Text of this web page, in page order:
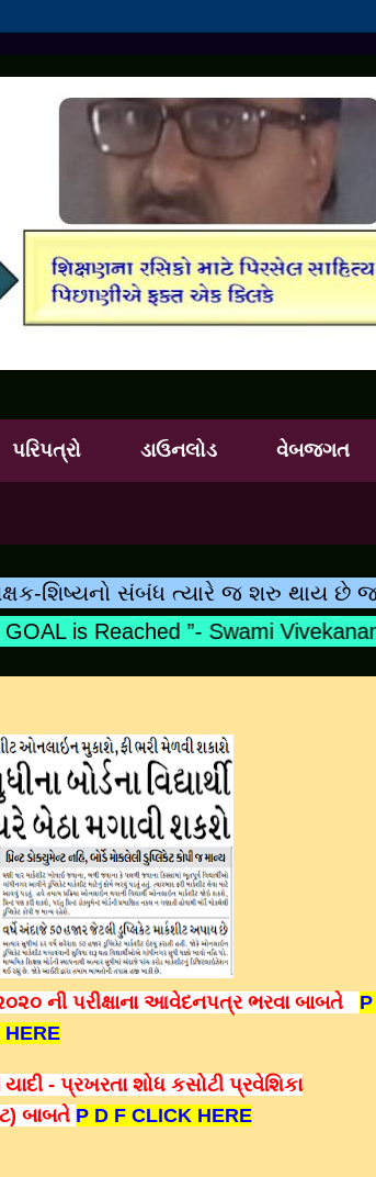
પરિપત્રો ડાઉનલોડ વેબજગત
સંબંધ ત્યારે જ શરુ થાય છે જ્યારે
is Reached ”- Swami
ની પરીક્ષાના આવેદનપત્ર ભરવા બાબતે
HERE
યાદી - પ્રખરતા શોધ કસોટી પ્રવેશિકા
બાબતે P D F CLICK HERE